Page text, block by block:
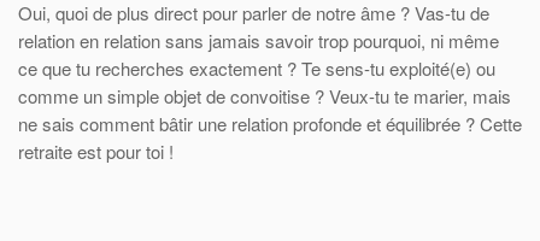
Oui, quoi de plus direct pour parler de notre âme ? Vas-tu de
relation en relation sans jamais savoir trop pourquoi, ni même
ce que tu recherches exactement ? Te sens-tu exploité(e) ou
comme un simple objet de convoitise ? Veux-tu te marier, mais
ne sais comment bâtir une relation profonde et équilibrée ? Cette
retraite est pour toi !